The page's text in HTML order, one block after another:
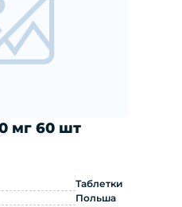
мг 60 шт
мг 60 шт:
Таблетки
Польша